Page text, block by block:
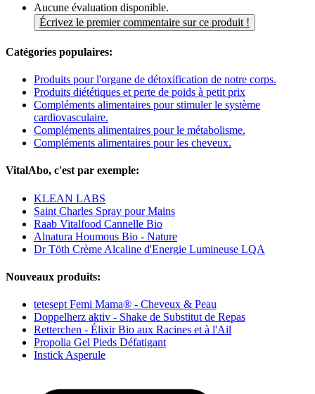
Aucune évaluation disponible.
Écrivez le premier commentaire sur ce produit !
Catégories populaires:
Produits pour l'organe de détoxification de notre corps.
Produits diététiques et perte de poids à petit prix
Compléments alimentaires pour stimuler le système
cardiovasculaire.
Compléments alimentaires pour le métabolisme.
Compléments alimentaires pour les cheveux.
VitalAbo, c'est par exemple:
KLEAN LABS
Saint Charles Spray pour Mains
Raab Vitalfood Cannelle Bio
Alnatura Houmous Bio - Nature
Dr Töth Crème Alcaline d'Energie Lumineuse LQA
Nouveaux produits:
tetesept Femi Mama® - Cheveux & Peau
Doppelherz aktiv - Shake de Substitut de Repas
Retterchen - Élixir Bio aux Racines et à l'Ail
Propolia Gel Pieds Défatigant
Instick Asperule